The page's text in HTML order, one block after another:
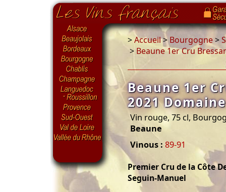
>Accueil>Bourgogne>
> Beaune 1er Cru
Beaune 1er
2021
Vin rouge, 75 cl,
Beaune
Vinous : 89-91
Premier Cru de la Côte
Seguin-Manuel